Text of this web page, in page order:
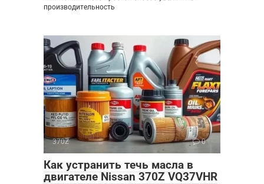
производительность
370Z 0
Как устранить течь масла в
двигателе Nissan 370Z VQ37VHR